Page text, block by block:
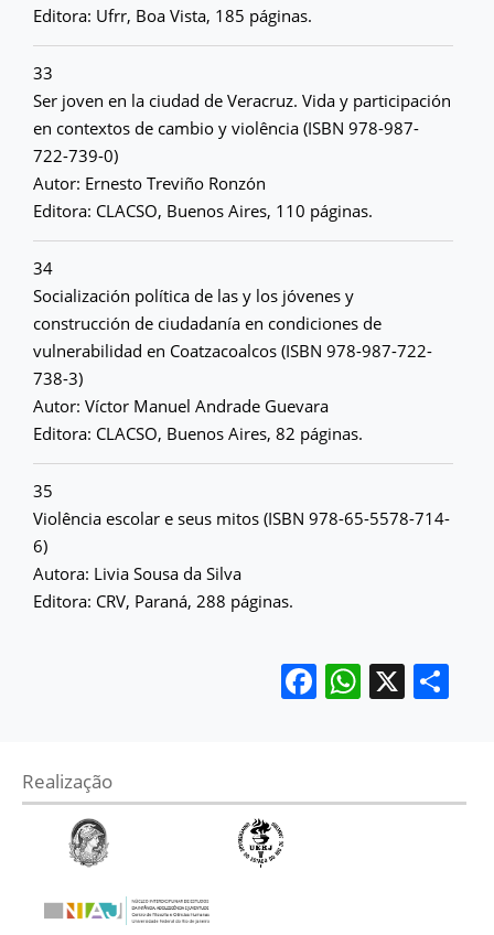
Editora: Ufrr, Boa Vista, 185 páginas.
33
Ser joven en la ciudad de Veracruz. Vida y participación
en contextos de cambio y violência (ISBN 978-987-
722-739-0)
Autor: Ernesto Treviño Ronzón
Editora: CLACSO, Buenos Aires, 110 páginas.
34
Socialización política de las y los jóvenes y
construcción de ciudadanía en condiciones de
vulnerabilidad en Coatzacoalcos (ISBN 978-987-722-
738-3)
Autor: Víctor Manuel Andrade Guevara
Editora: CLACSO, Buenos Aires, 82 páginas.
35
Violência escolar e seus mitos (ISBN 978-65-5578-714-
6)
Autora: Livia Sousa da Silva
Editora: CRV, Paraná, 288 páginas.
Facebook
X
Realização